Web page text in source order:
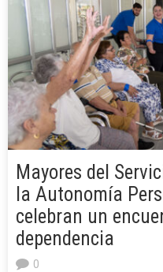
Mayores del
la Autonomía
celebran un
dependencia
0